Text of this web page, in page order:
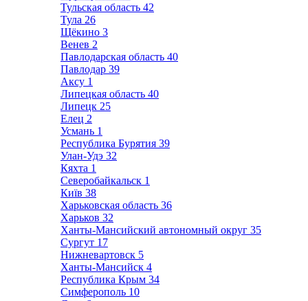
Тульская область 42
Тула 26
Щёкино 3
Венев 2
Павлодарская область 40
Павлодар 39
Аксу 1
Липецкая область 40
Липецк 25
Елец 2
Усмань 1
Республика Бурятия 39
Улан-Удэ 32
Кяхта 1
Северобайкальск 1
Київ 38
Харьковская область 36
Харьков 32
Ханты-Мансийский автономный округ 35
Сургут 17
Нижневартовск 5
Ханты-Мансийск 4
Республика Крым 34
Симферополь 10